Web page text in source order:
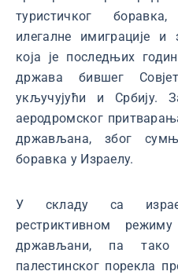
туристичког
илегалне имиграције
која је последњих
држава бившег
укључујући и Србију.
аеродромског
држављана, због
боравка у Израелу.
У складу са
рестриктивном
држављани, па тако
палестинског порекла